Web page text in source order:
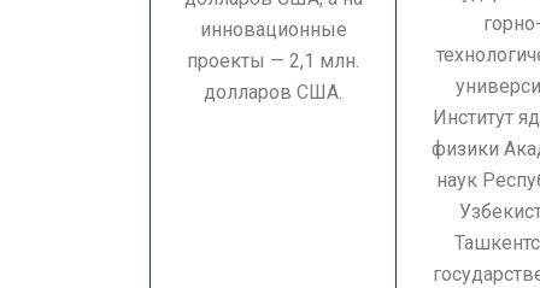
инновационные
проекты — 2,1 млн.
долларов США.
Институт
физики
наук